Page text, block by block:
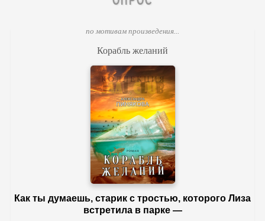
по мотивам произведения...
Корабль желаний
Как ты думаешь, старик с тростью, которого Лиза
встретила в парке —